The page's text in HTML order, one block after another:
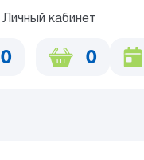
Личный кабинет
0 0